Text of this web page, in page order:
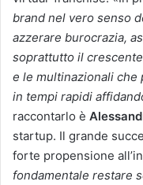
brand nel vero senso
azzerare burocrazia,
soprattutto il
e le multinazionali
in tempi rapidi
raccontarlo è
startup. Il grande
forte propensione
fondamentale restare